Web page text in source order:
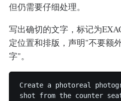
但仍需要仔细处理。
写出确切的文字，标记为
定位置和排版，声明"不要额
字"。
Create a photoreal
shot from the counter